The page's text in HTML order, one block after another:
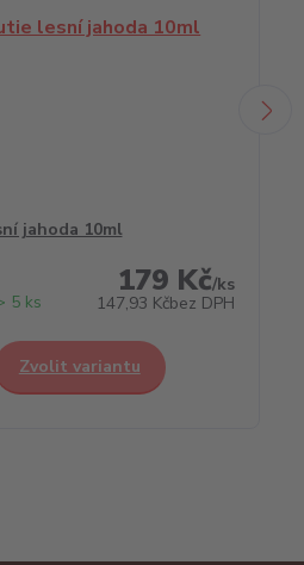
jahoda 10ml
179 Kč/ks
147,93 Kčbez DPH
5 ks
Zvolit variantu